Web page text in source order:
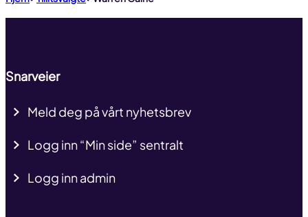
Snarveier
Meld deg på vårt nyhetsbrev
Logg inn “Min side” sentralt
Logg inn admin